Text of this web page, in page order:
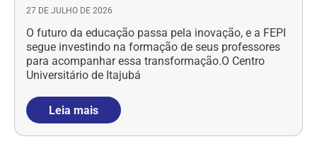
27 DE JULHO DE 2026
O futuro da educação passa pela inovação, e a FEPI
segue investindo na formação de seus professores
para acompanhar essa transformação.O Centro
Universitário de Itajubá
Leia mais